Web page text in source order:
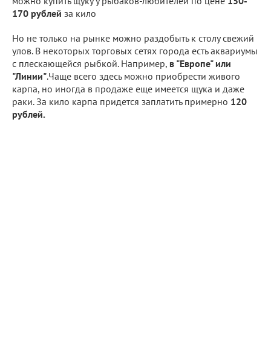
170 рублей за кило
Но не только на рынке можно раздобыть к столу свежий
улов. В некоторых торговых сетях города есть аквариумы
с плескающейся рыбкой. Например, в "Европе" или
"Линии".Чаще всего здесь можно приобрести живого
карпа, но иногда в продаже еще имеется щука и даже
раки. За кило карпа придется заплатить примерно 120
рублей.